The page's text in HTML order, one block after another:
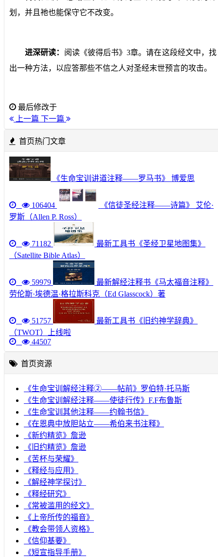
划，并且祂也能保守它不改变。
进深研读： 阅读《彼得后书》3章。请在这段经文中，找
出一种方法，以应答那些不信之人对圣经末世预言的攻击。
最后修改于
上一篇 下一篇
首页热门文章
《生命宝训讲道注释——罗马书》 博爱思
106404
《信徒圣经注释——诗篇》 艾伦·
罗斯（Allen P. Ross）
71182
最新工具书《圣经卫星地图集》
（Satellite Bible Atlas）
59979
最新解经注释书《马太福音注释》
劳伦斯·埃德温·格拉斯科克（Ed Glasscock）著
51757
最新工具书《旧约神学辞典》
（TWOT）上线啦
44507
首页资源
《生命宝训解经注释②——帖前》罗伯特·托马斯
《生命宝训解经注释——使徒行传》F.F布鲁斯
《生命宝训其他注释——约翰书信》
《在恩典中放胆站立——希伯来书注释》
《新约精览》詹逊
《旧约精览》詹逊
《苦杯与荣耀》
《释经与应用》
《解经神学探讨》
《释经研究》
《常被滥用的经文》
《上帝所传的福音》
《教会带领人资格》
《信仰基要》
《短宣指导手册》